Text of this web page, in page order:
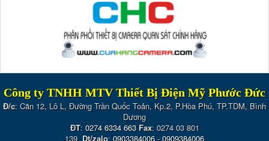
Công ty TNHH MTV Thiết Bị Điện Mỹ Phước Đức
Đ/c: Căn 12, Lô L, Đường Trần Quốc Toản, Kp.2, P.Hòa Phú, TP.TDM, Bình
Dương
ĐT: 0274 6334 663 Fax: 0274 03 801
139 Dt/zalo: 0903384006-0909384006